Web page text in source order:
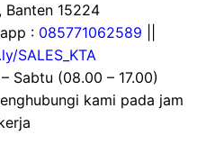
Banten 15224
: 085771062589
SALES_KTA
Sabtu (08.00 – 17.00)
kami pada jam